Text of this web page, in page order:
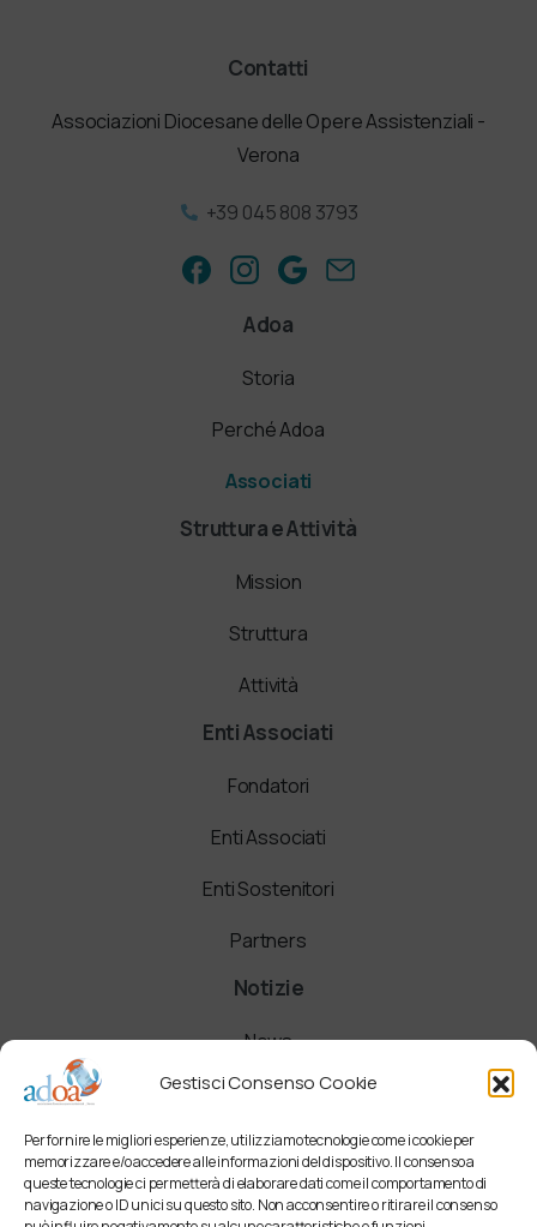
Gestisci Consenso Cookie
Per fornire le migliori esperienze, utilizziamo tecnologie come i cookie per
memorizzare e/o accedere alle informazioni del dispositivo. Il consenso a
queste tecnologie ci permetterà di elaborare dati come il comportamento di
navigazione o ID unici su questo sito. Non acconsentire o ritirare il consenso
Contatti
Associazioni Diocesane delle Opere Assistenziali -
Verona
+39 045 808 3793
Adoa
Storia
Perché Adoa
Associati
Struttura e Attività
Mission
Struttura
Attività
Enti Associati
Fondatori
Enti Associati
Enti Sostenitori
Partners
Notizie
News
Comunicati
Newsletter